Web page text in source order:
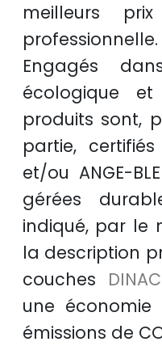
meilleurs prix
professionnelle.
Engagés
écologique et
produits sont,
partie, certifiés
et/ouANGE-
gérées
indiqué, par le
la description
couches
une économie
émissions de